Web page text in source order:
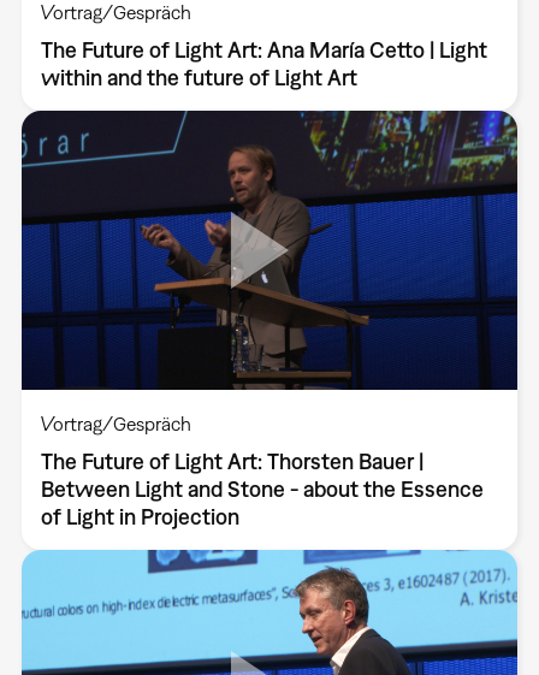
Vortrag/Gespräch
The Future of Light Art: Ana María Cetto | Light
within and the future of Light Art
Vortrag/Gespräch
The Future of Light Art: Thorsten Bauer |
Between Light and Stone - about the Essence
of Light in Projection